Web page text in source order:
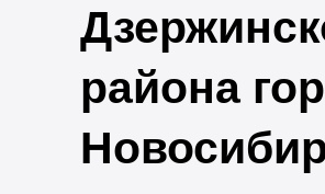
района